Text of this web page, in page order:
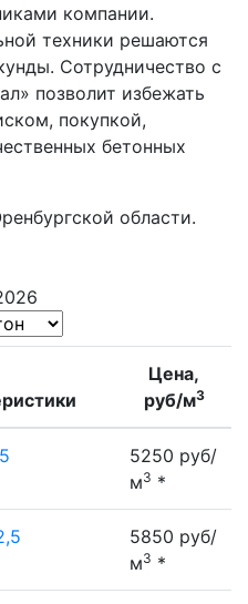
компании.
техники решаются
Сотрудничество с
позволит избежать
покупкой,
бетонных
области.
Цена,
руб/м3
5250 руб/
м3 *
5850 руб/
м3 *